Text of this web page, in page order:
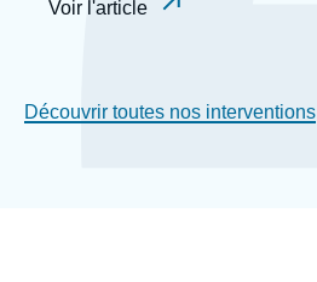
Voir l'article
Découvrir toutes nos interventions